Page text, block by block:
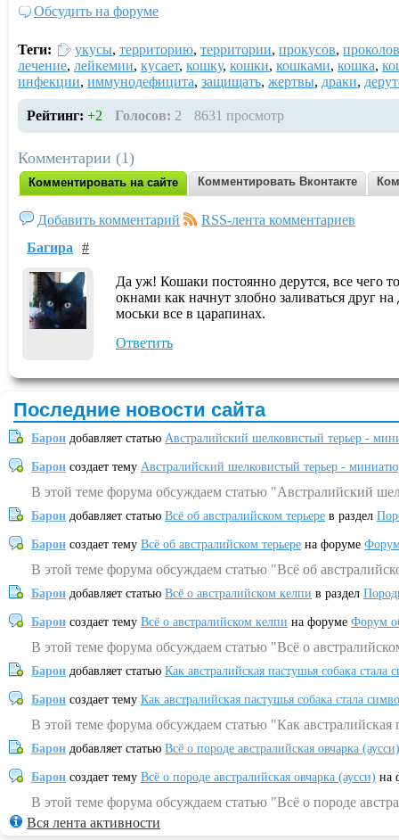
Обсудить на форуме
Теги: укусы, территорию, территории, прокусов, проколов
лечение, лейкемии, кусает, кошку, кошки, кошками, кошка,
инфекции, иммунодефицита, защищать, жертвы, драки,
Рейтинг: +2 Голосов: 2 8631 просмотр
Комментарии (1)
Комментировать на сайте Комментировать Вконтакте
Добавить комментарий
RSS-лента комментариев
Багира
#
Да уж! Кошаки постоянно дерутся, все чего
окнами как начнут злобно заливаться друг
моськи все в царапинах.
Ответить
Последние новости сайта
Барон добавляет статью Австралийский шелковистый терьер -
Барон создает тему Австралийский шелковистый терьер -
В этой теме форума обсуждаем статью "Австралийский
Барон добавляет статью Всё об австралийском терьере в раздел
Барон создает тему Всё об австралийском терьере на форуме
В этой теме форума обсуждаем статью "Всё об
Барон добавляет статью Всё о австралийском келпи в раздел
Барон создает тему Всё о австралийском келпи на форуме Форум
В этой теме форума обсуждаем статью "Всё о
Барон добавляет статью Как австралийская пастушья собака
Барон создает тему Как австралийская пастушья собака стала
В этой теме форума обсуждаем статью "Как
Барон добавляет статью Всё о породе австралийская овчарка (аусси)
Барон создает тему Всё о породе австралийская овчарка (аусси) на
В этой теме форума обсуждаем статью "Всё о породе
Вся лента активности